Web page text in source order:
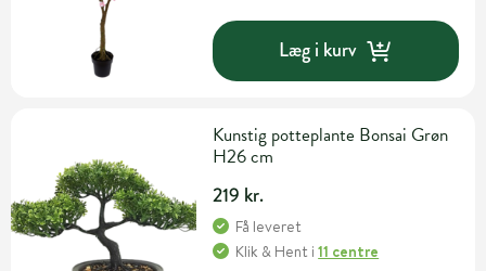
Læg i kurv
Kunstig potteplante Bonsai Grøn
H26 cm
219 kr.
Få leveret
Klik & Hent i11 centre